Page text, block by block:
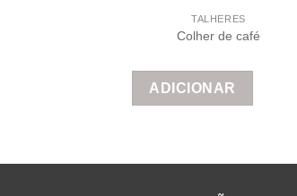
TALHERES
Colher de café
ADICIONAR